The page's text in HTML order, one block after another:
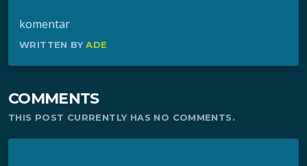
komentar
WRITTEN BYADE
COMMENTS
THIS POST CURRENTLY HAS NO COMMENTS.